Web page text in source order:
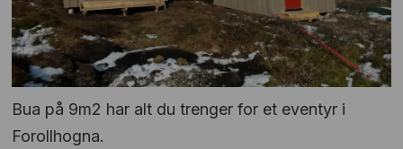
Bua på 9m2 har alt du trenger for et eventyr i
Forollhogna.